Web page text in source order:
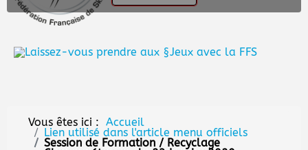
Vous êtes ici : Accueil
Lien utilisé dans l'article menu officiels
Session de Formation / Recyclage